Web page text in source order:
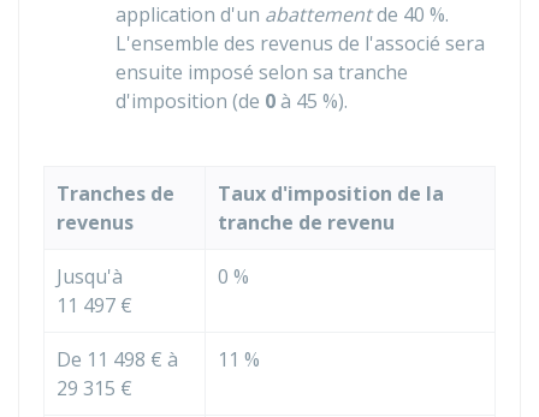
application d'un abattementde 40 %.
L'ensemble des revenus de l'associé sera
ensuite imposé selon sa tranche
d'imposition (de 0à 45 %).
Tranches de
revenus
Taux d'imposition de la
tranche de revenu
Jusqu'à
11 497 €
0 %
De 11 498 € à
29 315 €
11 %